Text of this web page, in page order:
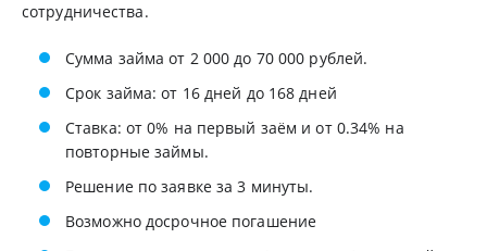
сотрудничества.
Сумма займа от 2 000 до 70 000 рублей.
Срок займа: от 16 дней до 168 дней
Ставка: от 0% на первый заём и от 0.34% на
повторные займы.
Решение по заявке за 3 минуты.
Возможно досрочное погашение